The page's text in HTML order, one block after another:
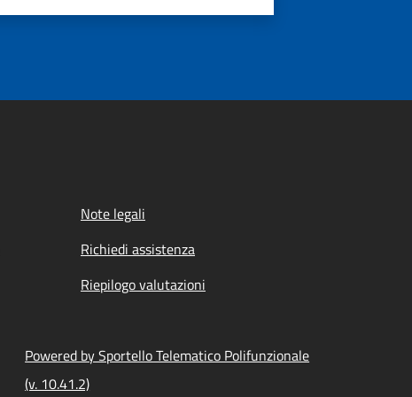
Note legali
Richiedi assistenza
Riepilogo valutazioni
Powered by Sportello Telematico Polifunzionale
(v. 10.41.2)